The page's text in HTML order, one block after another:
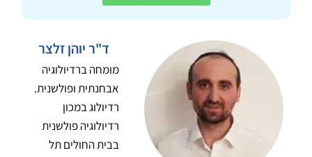
ד"ר יוהן זלצר
מומחה ברדיולוגיה
אבחנתית ופולשנית.
רדיולוג במכון
רדיולוגיה פולשנית
בבית החולים תל